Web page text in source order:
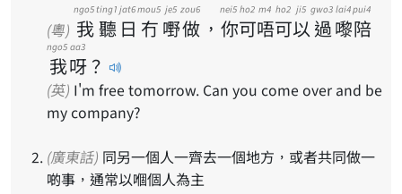
(粵) 我
ngo5
聽
ting1
日
jat6
冇
mou5
嘢
je5
做
zou6
， 你
nei5
可
ho2
唔
m4
可
ho2
以
ji5
過
gwo3
嚟
lai4
陪
pui4
我
ngo5
呀
aa3
？
(英) I'm free tomorrow. Can you come over and be
my company?
(廣東話)
啲事，通常以嗰個人為主